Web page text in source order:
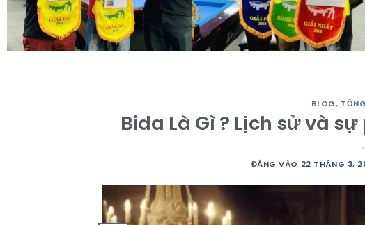
BLOG,
Bida Là Gì ? Lịch sử và
ĐĂNG VÀO 22 THÁNG 3,